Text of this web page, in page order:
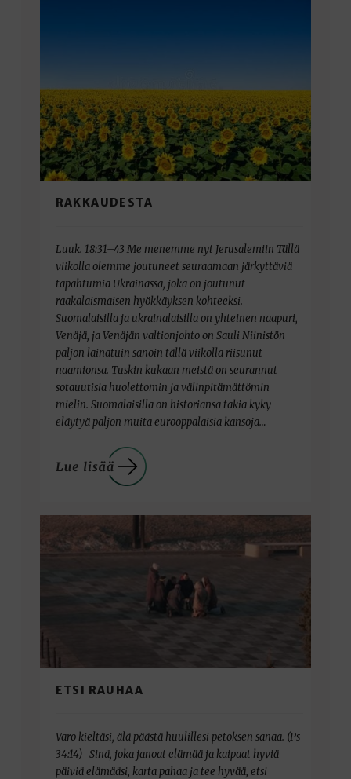
RAKKAUDESTA
Luuk. 18:31–43 Me menemme nyt Jerusalemiin Tällä
viikolla olemme joutuneet seuraamaan järkyttäviä
tapahtumia Ukrainassa, joka on joutunut
raakalaismaisen hyökkäyksen kohteeksi.
Suomalaisilla ja ukrainalaisilla on yhteinen naapuri,
Venäjä, ja Venäjän valtionjohto on Sauli Niinistön
paljon lainatuin sanoin tällä viikolla riisunut
naamionsa. Tuskin kukaan meistä on seurannut
sotauutisia huolettomin ja välinpitämättömin
mielin. Suomalaisilla on historiansa takia kyky
eläytyä paljon muita eurooppalaisia kansoja…
ETSI RAUHAA
Varo kieltäsi, älä päästä huulillesi petoksen sanaa. (Ps
34:14) Sinä, joka janoat elämää ja kaipaat hyviä
päiviä elämääsi, karta pahaa ja tee hyvää, etsi